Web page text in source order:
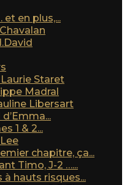
en plus,...
Staret
Madral
Libersart
1 & 2...
chapitre, ça...
Timo, J-2 …...
hauts risques...